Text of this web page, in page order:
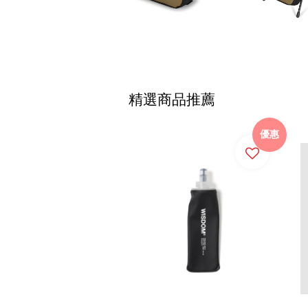
精選商品推薦
優惠